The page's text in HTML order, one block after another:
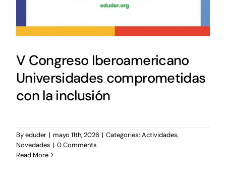
V Congreso Iberoamericano
Universidades comprometidas
con la inclusión
Byeduder | mayo 11th, 2026 | Categories: Actividades,
Novedades | 0 Comments
Read More